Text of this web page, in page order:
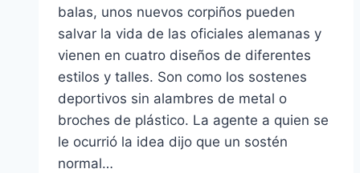
balas, unos nuevos corpiños pueden
salvar la vida de las oficiales alemanas y
vienen en cuatro diseños de diferentes
estilos y talles. Son como los sostenes
deportivos sin alambres de metal o
broches de plástico. La agente a quien se
le ocurrió la idea dijo que un sostén
normal…